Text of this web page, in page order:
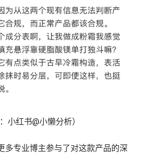
小红书@小懒分析）
多专业博主参与了对这款产品的深